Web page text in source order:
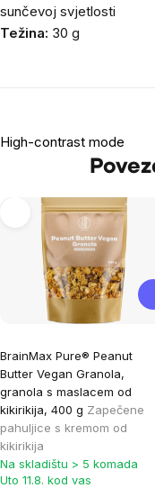
sunčevoj svjetlosti
Težina: 30 g
High-contrast mode
BrainMax Pure® Peanut
Butter Vegan Granola,
granola s maslacem od
kikirikija, 400 g Zapečene
pahuljice s kremom od
kikirikija
Na skladištu > 5 komada
Uto 11.8. kod vas